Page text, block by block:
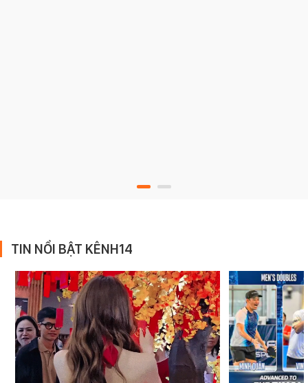
TIN NỔI BẬT KÊNH14